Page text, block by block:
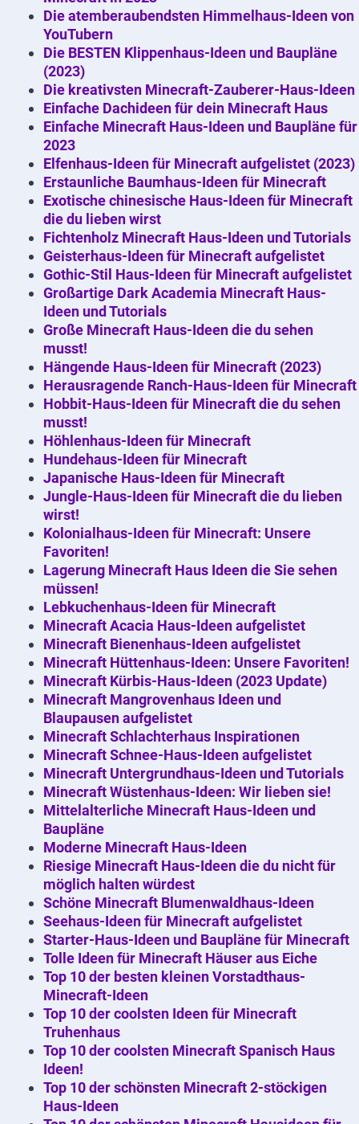
Die atemberaubendsten Himmelhaus-Ideen von
YouTubern
Die BESTEN Klippenhaus-Ideen und Baupläne
(2023)
Die kreativsten Minecraft-Zauberer-Haus-Ideen
Einfache Dachideen für dein Minecraft Haus
Einfache Minecraft Haus-Ideen und Baupläne für
2023
Elfenhaus-Ideen für Minecraft aufgelistet (2023)
Erstaunliche Baumhaus-Ideen für Minecraft
Exotische chinesische Haus-Ideen für Minecraft
die du lieben wirst
Fichtenholz Minecraft Haus-Ideen und Tutorials
Geisterhaus-Ideen für Minecraft aufgelistet
Gothic-Stil Haus-Ideen für Minecraft aufgelistet
Großartige Dark Academia Minecraft Haus-
Ideen und Tutorials
Große Minecraft Haus-Ideen die du sehen
musst!
Hängende Haus-Ideen für Minecraft (2023)
Herausragende Ranch-Haus-Ideen für Minecraft
Hobbit-Haus-Ideen für Minecraft die du sehen
musst!
Höhlenhaus-Ideen für Minecraft
Hundehaus-Ideen für Minecraft
Japanische Haus-Ideen für Minecraft
Jungle-Haus-Ideen für Minecraft die du lieben
wirst!
Kolonialhaus-Ideen für Minecraft: Unsere
Favoriten!
Lagerung Minecraft Haus Ideen die Sie sehen
müssen!
Lebkuchenhaus-Ideen für Minecraft
Minecraft Acacia Haus-Ideen aufgelistet
Minecraft Bienenhaus-Ideen aufgelistet
Minecraft Hüttenhaus-Ideen: Unsere Favoriten!
Minecraft Kürbis-Haus-Ideen (2023 Update)
Minecraft Mangrovenhaus Ideen und
Blaupausen aufgelistet
Minecraft Schlachterhaus Inspirationen
Minecraft Schnee-Haus-Ideen aufgelistet
Minecraft Untergrundhaus-Ideen und Tutorials
Minecraft Wüstenhaus-Ideen: Wir lieben sie!
Mittelalterliche Minecraft Haus-Ideen und
Baupläne
Moderne Minecraft Haus-Ideen
Riesige Minecraft Haus-Ideen die du nicht für
möglich halten würdest
Schöne Minecraft Blumenwaldhaus-Ideen
Seehaus-Ideen für Minecraft aufgelistet
Starter-Haus-Ideen und Baupläne für Minecraft
Tolle Ideen für Minecraft Häuser aus Eiche
Top 10 der besten kleinen Vorstadthaus-
Minecraft-Ideen
Top 10 der coolsten Ideen für Minecraft
Truhenhaus
Top 10 der coolsten Minecraft Spanisch Haus
Ideen!
Top 10 der schönsten Minecraft 2-stöckigen
Haus-Ideen